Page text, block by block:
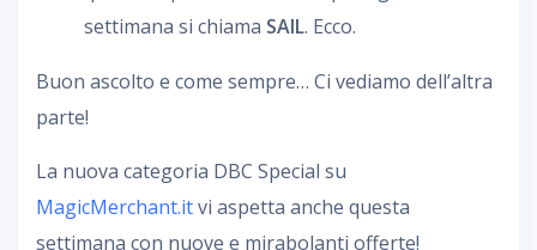
settimana si chiama SAIL. Ecco.
Buon ascolto e come sempre… Ci vediamo dell’altra
parte!
La nuova categoria DBC Special su
MagicMerchant.itvi aspetta anche questa
settimana con nuove e mirabolanti offerte!